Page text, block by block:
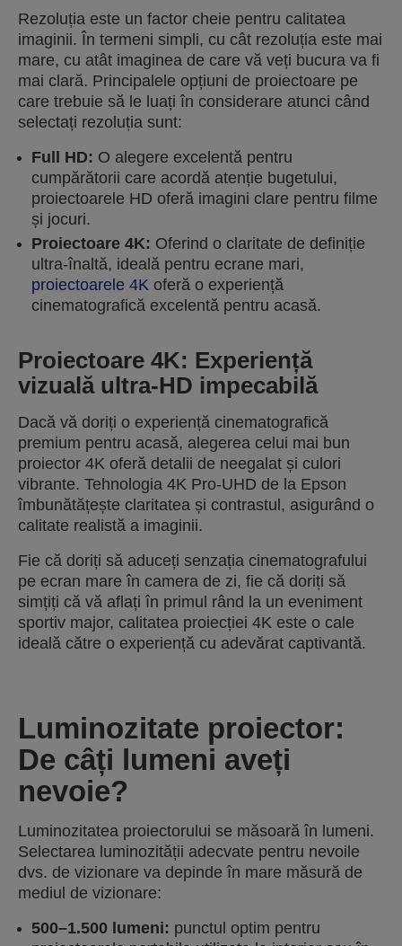
Rezoluția este un factor cheie pentru calitatea
imaginii. În termeni simpli, cu cât rezoluția este mai
mare, cu atât imaginea de care vă veți bucura va fi
mai clară. Principalele opțiuni de proiectoare pe
care trebuie să le luați în considerare atunci când
selectați rezoluția sunt:
Full HD: O alegere excelentă pentru
cumpărătorii care acordă atenție bugetului,
proiectoarele HD oferă imagini clare pentru filme
și jocuri.
Proiectoare 4K: Oferind o claritate de definiție
ultra-înaltă, ideală pentru ecrane mari,
proiectoarele 4K oferă o experiență
cinematografică excelentă pentru acasă.
Proiectoare 4K: Experiență
vizuală ultra-HD impecabilă
Dacă vă doriți o experiență cinematografică
premium pentru acasă, alegerea celui mai bun
proiector 4K oferă detalii de neegalat și culori
vibrante. Tehnologia 4K Pro-UHD de la Epson
îmbunătățește claritatea și contrastul, asigurând o
calitate realistă a imaginii.
Fie că doriți să aduceți senzația cinematografului
pe ecran mare în camera de zi, fie că doriți să
simțiți că vă aflați în primul rând la un eveniment
sportiv major, calitatea proiecției 4K este o cale
ideală către o experiență cu adevărat captivantă.
Luminozitate proiector:
De câți lumeni aveți
nevoie?
Luminozitatea proiectorului se măsoară în lumeni.
Selectarea luminozității adecvate pentru nevoile
dvs. de vizionare va depinde în mare măsură de
mediul de vizionare:
500–1.500 lumeni: punctul optim pentru